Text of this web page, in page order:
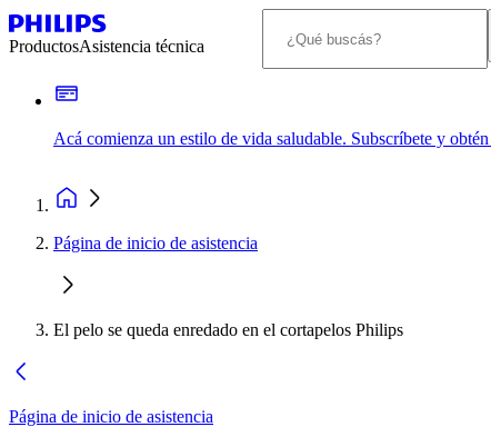
ProductosAsistencia técnica
Acá comienza un estilo de vida saludable. Subscríbete y
Página de inicio de asistencia
El pelo se queda enredado en el cortapelos Philips
Página de inicio de asistencia